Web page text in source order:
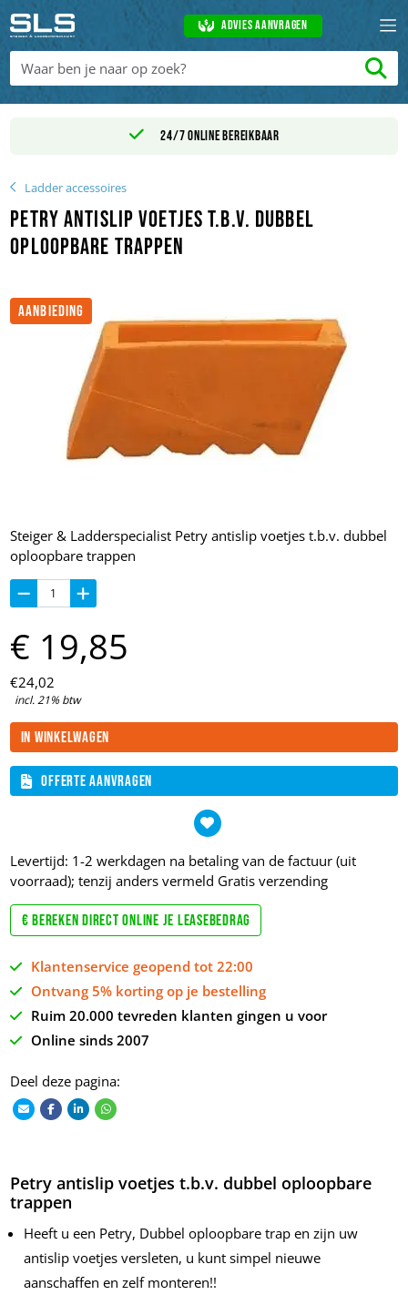
Advies aanvragen
24/7 online bereikbaar
Ladder accessoires
Petry antislip voetjes t.b.v. dubbel
oploopbare trappen
AANBIEDING
Steiger & Ladderspecialist Petry antislip voetjes t.b.v. dubbel
oploopbare trappen
€24,02
incl. 21% btw
€ 19,85
In winkelwagen
Offerte aanvragen
Levertijd: 1-2 werkdagen na betaling van de factuur (uit
voorraad); tenzij anders vermeld Gratis verzending
€ Bereken direct online je leasebedrag
Klantenservice geopend tot 22:00
Ontvang 5% korting op je bestelling
Ruim 20.000 tevreden klanten gingen u voor
Online sinds 2007
Deel deze pagina:
Petry antislip voetjes t.b.v. dubbel oploopbare
trappen
Heeft u een Petry, Dubbel oploopbare trap en zijn uw
antislip voetjes versleten, u kunt simpel nieuwe
aanschaffen en zelf monteren!!